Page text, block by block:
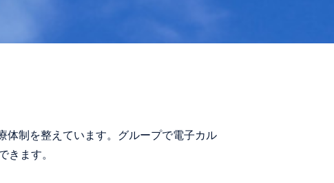
体制を整えています。グループで電子カル
きます。